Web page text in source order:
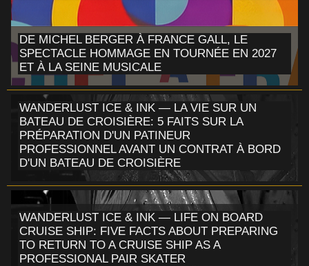
DE MICHEL BERGER À FRANCE GALL, LE
SPECTACLE HOMMAGE EN TOURNÉE EN 2027
ET À LA SEINE MUSICALE
WANDERLUST ICE & INK — LA VIE SUR UN
BATEAU DE CROISIÈRE: 5 FAITS SUR LA
PRÉPARATION D'UN PATINEUR
PROFESSIONNEL AVANT UN CONTRAT À BORD
D'UN BATEAU DE CROISIÈRE
WANDERLUST ICE & INK — LIFE ON BOARD
CRUISE SHIP: FIVE FACTS ABOUT PREPARING
TO RETURN TO A CRUISE SHIP AS A
PROFESSIONAL PAIR SKATER